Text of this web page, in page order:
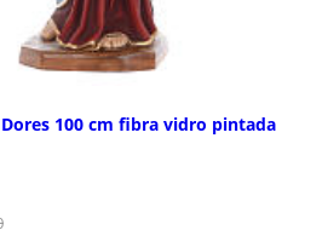
100 cm fibra vidro pintada